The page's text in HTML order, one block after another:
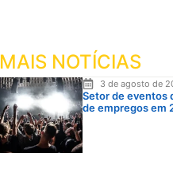
MAIS NOTÍCIAS
3 de agosto de
Setor de eventos
de empregos em